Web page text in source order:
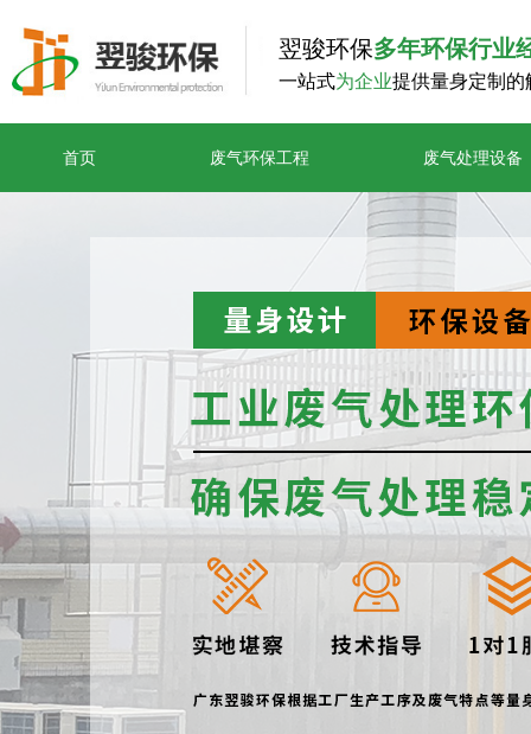
首页 废气环保工程 废气处理设备
翌骏环保多年环保行业
一站式为企业提供量身定制的